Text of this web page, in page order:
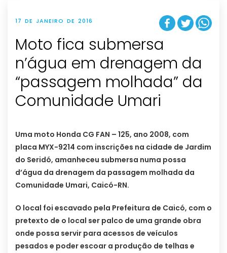
17 DE JANEIRO DE 2016
Moto fica submersa
n’água em drenagem da
“passagem molhada” da
Comunidade Umari
Uma moto Honda CG FAN – 125, ano 2008, com
placa MYX-9214 com inscrições na cidade de Jardim
do Seridó, amanheceu submersa numa possa
d’água da drenagem da passagem molhada da
Comunidade Umari, Caicó-RN.
O local foi escavado pela Prefeitura de Caicó, com o
pretexto de o local ser palco de uma grande obra
onde possa servir para acessos de veículos
pesados e poder escoar a produção de telhas e